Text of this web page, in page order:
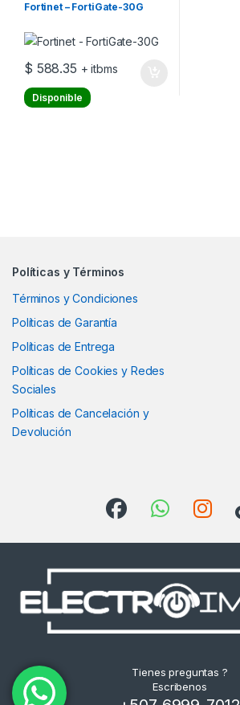
Fortinet – FortiGate-30G
$ 588.35 + itbms
Disponible
Políticas y Términos
Términos y Condiciones
Políticas de Garantía
Políticas de Entrega
Políticas de Cookies y Redes
Sociales
Políticas de Cancelación y
Devolución
Tienes preguntas ?
Escribenos